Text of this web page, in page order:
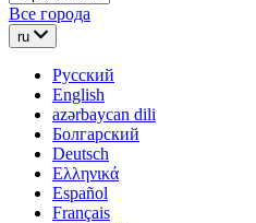
Все города
ru
Русский
English
azərbaycan dili
Болгарский
Deutsch
Ελληνικά
Español
Français